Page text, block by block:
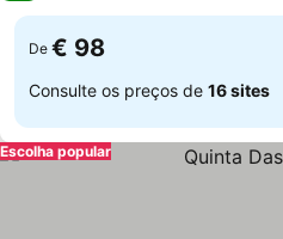
De € 98
Consulte os preços de 16 sites
Escolha popular